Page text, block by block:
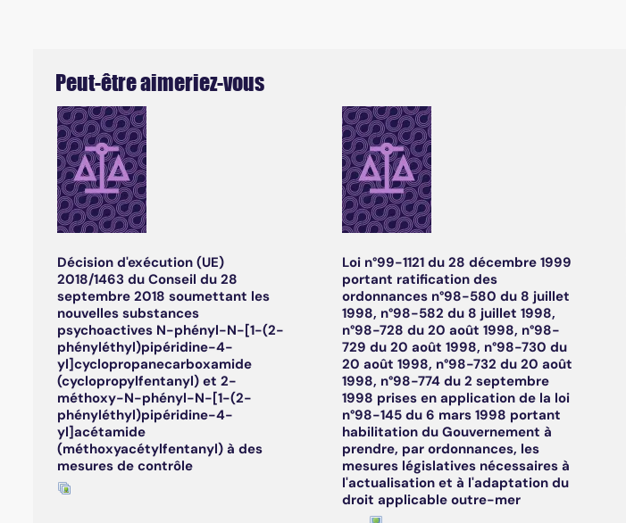
Peut-être aimeriez-vous
Décision d'exécution (UE)
2018/1463 du Conseil du 28
septembre 2018 soumettant les
nouvelles substances
psychoactives N-phényl-N-[1-(2-
phényléthyl)pipéridine-4-
yl]cyclopropanecarboxamide
(cyclopropylfentanyl) et 2-
méthoxy-N-phényl-N-[1-(2-
phényléthyl)pipéridine-4-
yl]acétamide
(méthoxyacétylfentanyl) à des
mesures de contrôle
Loi n°99-1121 du 28 décembre 1999
portant ratification des
ordonnances n°98-580 du 8 juillet
1998, n°98-582 du 8 juillet 1998,
n°98-728 du 20 août 1998, n°98-
729 du 20 août 1998, n°98-730 du
20 août 1998, n°98-732 du 20 août
1998, n°98-774 du 2 septembre
1998 prises en application de la loi
n°98-145 du 6 mars 1998 portant
habilitation du Gouvernement à
prendre, par ordonnances, les
mesures législatives nécessaires à
l'actualisation et à l'adaptation du
droit applicable outre-mer